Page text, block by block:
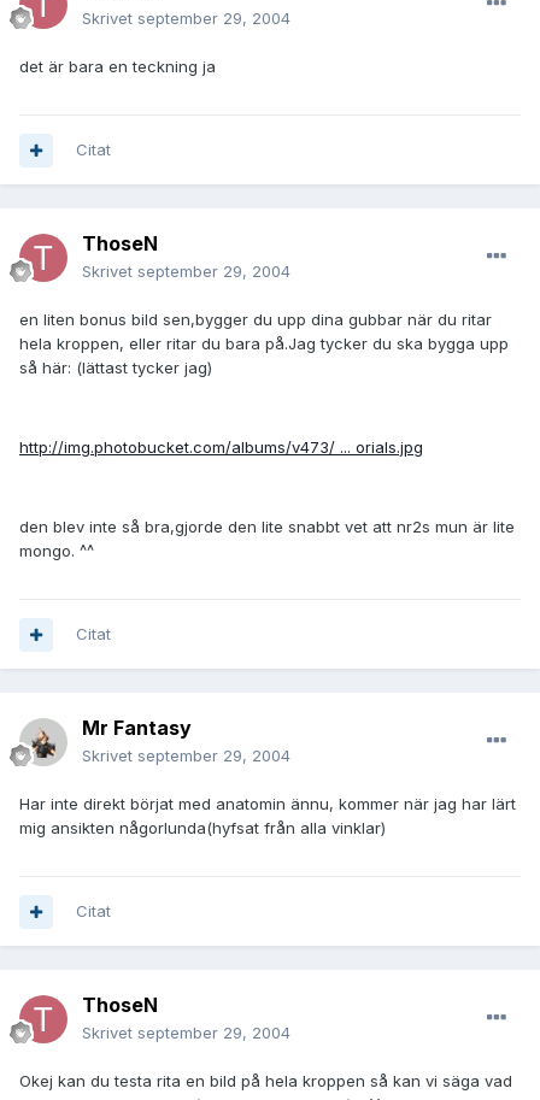
Skrivet september 29, 2004
det är bara en teckning ja
Citat
ThoseN
Skrivet september 29, 2004
en liten bonus bild sen,bygger du upp dina gubbar när du ritar
hela kroppen, eller ritar du bara på.Jag tycker du ska bygga upp
så här: (lättast tycker jag)
http://img.photobucket.com/albums/v473/ ... orials.jpg
den blev inte så bra,gjorde den lite snabbt vet att nr2s mun är lite
mongo. ^^
Citat
Mr Fantasy
Skrivet september 29, 2004
Har inte direkt börjat med anatomin ännu, kommer när jag har lärt
mig ansikten någorlunda(hyfsat från alla vinklar)
Citat
ThoseN
Skrivet september 29, 2004
Okej kan du testa rita en bild på hela kroppen så kan vi säga vad